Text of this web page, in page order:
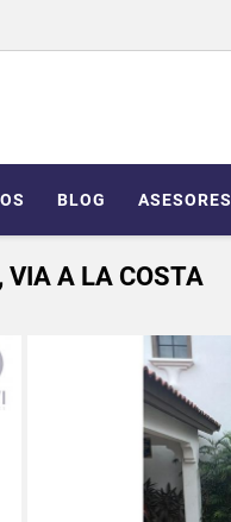
BLOG ASESORES
VIA A LA COSTA